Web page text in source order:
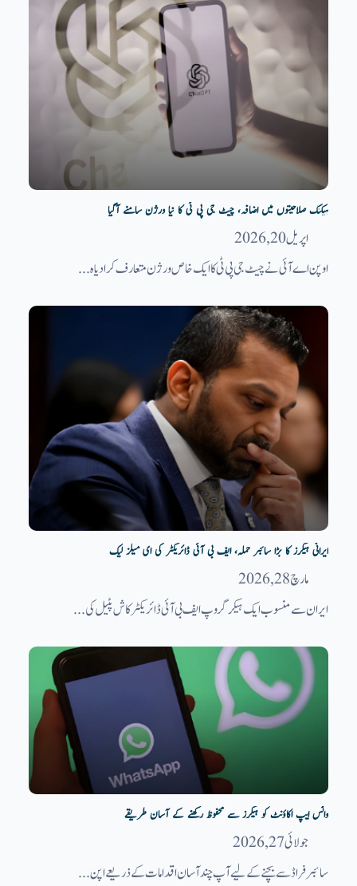
ہیکنگ صلاحیتوں میں اضافہ، چیٹ جی پی ٹی کا نیا ورژن سامنے آگیا
اپریل 20, 2026
اوپن اے آئی نے چیٹ جی پی ٹی کا ایک خاص ورژن متعارف کرا دیا ہ...
ایرانی ہیکرز کا بڑا سائبر حملہ، ایف بی آئی ڈائریکٹر کی ای میلز لیک
مارچ 28, 2026
ایران سے منسوب ایک ہیکر گروپ ایف بی آئی ڈائریکٹرکاش پٹیل کی...
واٹس ایپ اکاؤنٹ کو ہیکرز سے محفوظ رکھنے کے آسان طریقے
جولائی 27, 2026
سائبر فراڈ سے بچنے کے لیے آپ چند آسان اقدامات کے ذریعے اپن...